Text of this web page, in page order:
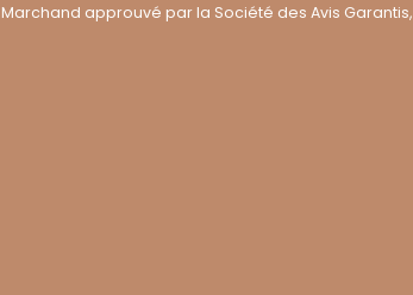
Marchand approuvé par la Société des Avis Garantis,